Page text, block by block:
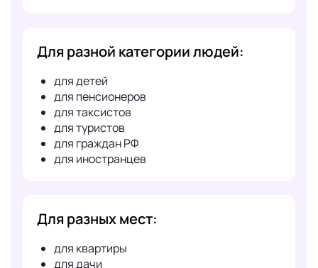
Для разной категории людей:
для детей
для пенсионеров
для таксистов
для туристов
для граждан РФ
для иностранцев
Для разных мест:
для квартиры
для дачи